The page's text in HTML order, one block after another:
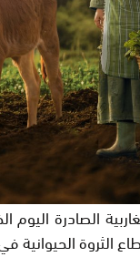
الصادرة
الحيوانية في